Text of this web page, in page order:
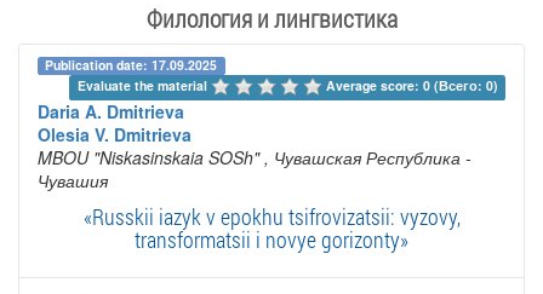
Филология и лингвистика
Publication date: 17.09.2025
Evaluate the material
Average score: 0 (Всего: 0)
Daria A. Dmitrieva
Olesia V. Dmitrieva
MBOU "Niskasinskaia SOSh" , Чувашская Республика -
Чувашия
«Russkii iazyk v epokhu tsifrovizatsii: vyzovy,
transformatsii i novye gorizonty»